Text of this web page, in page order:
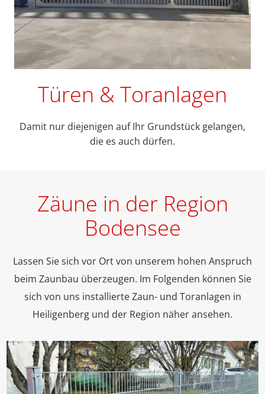
Türen & Toranlagen
Damit nur diejenigen auf Ihr Grundstück gelangen,
die es auch dürfen.
Zäune in der Region
Bodensee
Lassen Sie sich vor Ort von unserem hohen Anspruch
beim Zaunbau überzeugen. Im Folgenden können Sie
sich von uns installierte Zaun- und Toranlagen in
Heiligenberg und der Region näher ansehen.